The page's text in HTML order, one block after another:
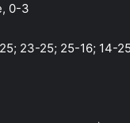
0-3
23-25; 25-16; 14-